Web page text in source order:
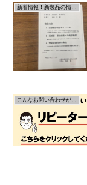
新着情報！新製品の情報です！